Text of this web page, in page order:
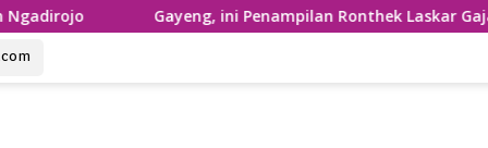
Gayeng, ini Penampilan Ronthek Laskar Gajah Gumilap